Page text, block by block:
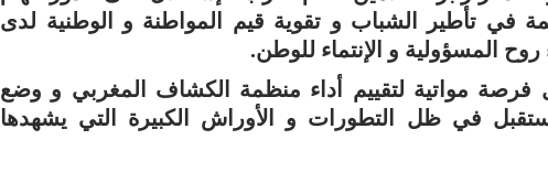
في تأطير الشباب و تقوية قيم المواطنة و الوطنية لدى
روح المسؤولية و الإنتماء للوطن.
مواتية لتقييم أداء منظمة الكشاف المغربي و وضع
في ظل التطورات و الأوراش الكبيرة التي يشهدها